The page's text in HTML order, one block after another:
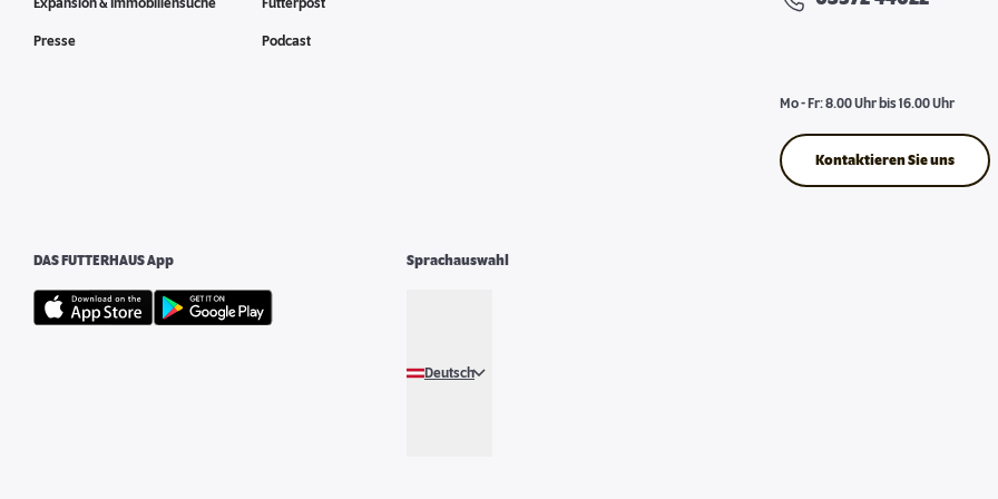
Expansion & Immobiliensuche
Presse
Futterpost
Podcast
Mo - Fr: 8.00 Uhr bis 16.00 Uhr
Kontaktieren Sie uns
DAS FUTTERHAUS App Sprachauswahl
Deutsch